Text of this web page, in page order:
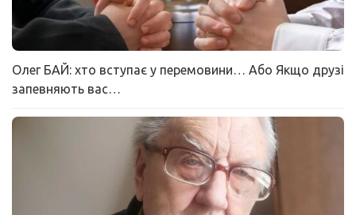
Олег БАЙ: хто вступає у перемовини… Або Якщо друзі
запевняють вас…